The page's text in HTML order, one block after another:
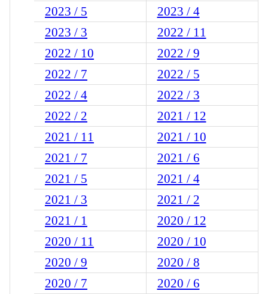
2023 / 5
2023 / 4
2023 / 3
2022 / 11
2022 / 10
2022 / 9
2022 / 7
2022 / 5
2022 / 4
2022 / 3
2022 / 2
2021 / 12
2021 / 11
2021 / 10
2021 / 7
2021 / 6
2021 / 5
2021 / 4
2021 / 3
2021 / 2
2021 / 1
2020 / 12
2020 / 11
2020 / 10
2020 / 9
2020 / 8
2020 / 7
2020 / 6